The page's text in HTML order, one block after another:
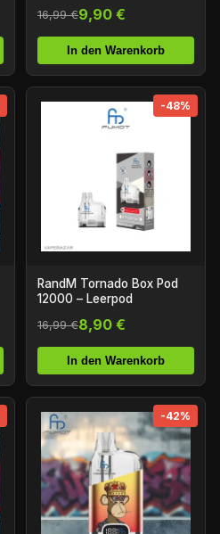
16,99 €9,90 €
In den Warenkorb
-48%
RandM Tornado Box Pod
12000 – Leerpod
16,99 €8,90 €
In den Warenkorb
-42%